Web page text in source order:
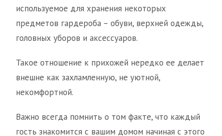
используемое для хранения некоторых
предметов гардероба – обуви, верхней одежды,
головных уборов и аксессуаров.
Такое отношение к прихожей нередко ее делает
внешне как захламленную, не уютной,
некомфортной.
Важно всегда помнить о том факте, что каждый
гость знакомится с вашим домом начиная с этого